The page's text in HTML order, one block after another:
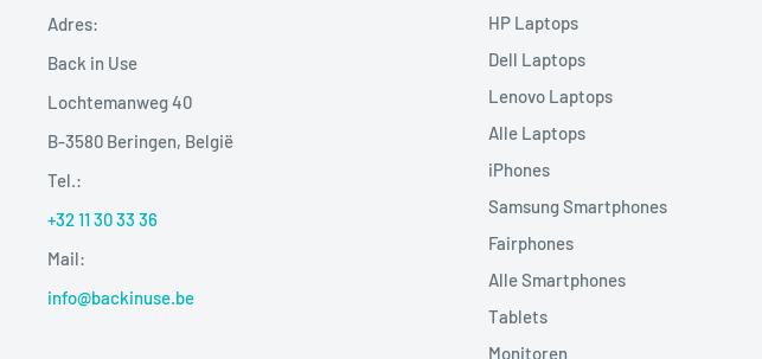
Adres:
Back in Use
Lochtemanweg 40
B-3580 Beringen, België
Tel.:
+32 11 30 33 36
Mail:
info@backinuse.be
HP Laptops
Dell Laptops
Lenovo Laptops
Alle Laptops
iPhones
Samsung Smartphones
Fairphones
Alle Smartphones
Tablets
Monitoren